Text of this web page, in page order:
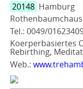
20148 Hamburg
Tel.: 0049/
Koerperbasiertes
Rebirthing,
Web.: